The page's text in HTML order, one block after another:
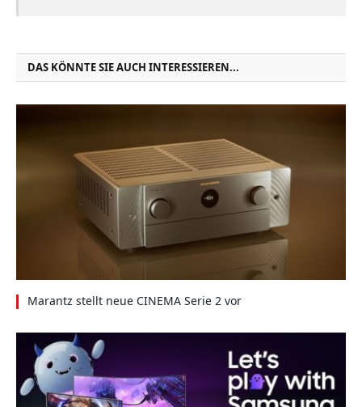
DAS KÖNNTE SIE AUCH INTERESSIEREN...
Marantz stellt neue CINEMA Serie 2 vor